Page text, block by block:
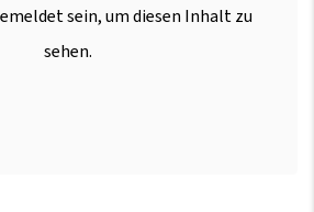
sein, um diesen Inhalt zu
sehen.